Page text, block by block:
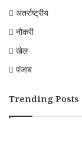
अंतर्राष्ट्रीय
नौकरी
खेल
पंजाब
Trending Posts